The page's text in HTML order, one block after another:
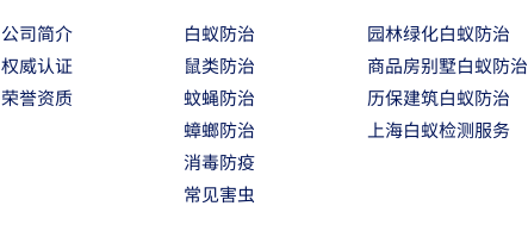
公司简介
权威认证
荣誉资质
白蚁防治
鼠类防治
蚊蝇防治
蟑螂防治
消毒防疫
常见害虫
园林绿化白蚁防治
商品房别墅白蚁防治
历保建筑白蚁防治
上海白蚁检测服务